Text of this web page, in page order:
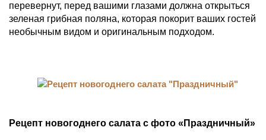
перевернут, перед вашими глазами должна открыться
зеленая грибная поляна, которая покорит ваших гостей
необычным видом и оригинальным подходом.
Рецепт новогоднего салата с фото «Праздничный»